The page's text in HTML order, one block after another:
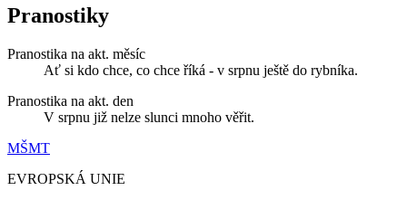
Pranostiky
Pranostika na akt. měsíc
Ať si kdo chce, co chce říká - v srpnu ještě do rybníka.
Pranostika na akt. den
V srpnu již nelze slunci mnoho věřit.
MŠMT
EVROPSKÁ UNIE